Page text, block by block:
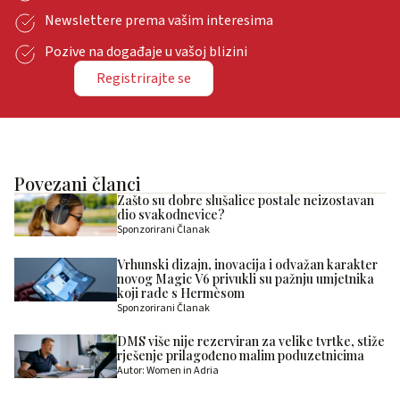
Newslettere prema vašim interesima
Pozive na događaje u vašoj blizini
Registrirajte se
Povezani članci
Zašto su dobre slušalice postale neizostavan
dio svakodnevice?
Sponzorirani Članak
Vrhunski dizajn, inovacija i odvažan karakter
novog Magic V6 privukli su pažnju umjetnika
koji rade s Hermèsom
Sponzorirani Članak
DMS više nije rezerviran za velike tvrtke, stiže
rješenje prilagođeno malim poduzetnicima
Autor: Women in Adria